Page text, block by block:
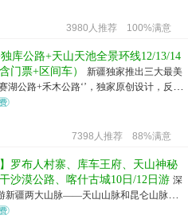
3980人推荐 100%满意
库公路+天山天池全景环线12/13/14
门票+区间车）
新疆独家推出三大最美
湖公路+禾木公路‘’，独家原创设计，反 复
新疆旅游体验；
7398人推荐 88%满意
罗布人村寨、库车王府、天山神秘
沙漠公路、喀什古城10日/12日游 深
新疆两大山脉——天山山脉和昆仑山脉，
验新疆不同 区域之美，看似一样的行